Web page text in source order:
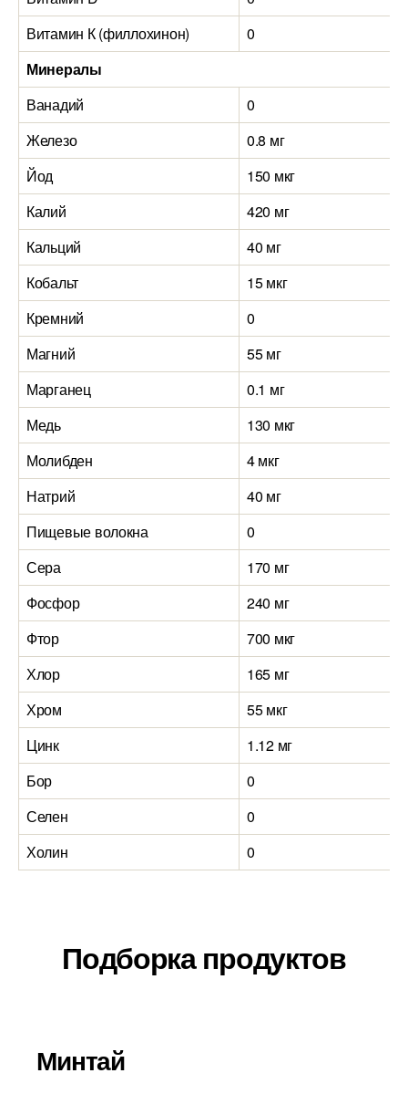
Витамин К (филлохинон)
0
Минералы
Ванадий
0
Железо
0.8 мг
Йод
150 мкг
Калий
420 мг
Кальций
40 мг
Кобальт
15 мкг
Кремний
0
Магний
55 мг
Марганец
0.1 мг
Медь
130 мкг
Молибден
4 мкг
Натрий
40 мг
Пищевые волокна
0
Сера
170 мг
Фосфор
240 мг
Фтор
700 мкг
Хлор
165 мг
Хром
55 мкг
Цинк
1.12 мг
Бор
0
Селен
0
Холин
0
Подборка продуктов
Минтай